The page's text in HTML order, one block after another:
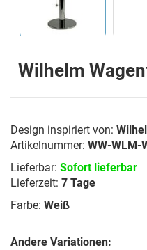
Wilhelm
Design inspiriert von:
Artikelnummer: WW-WLM-
Lieferbar: Sofort lieferbar
Lieferzeit: 7 Tage
Farbe: Weiß
Andere Variationen: